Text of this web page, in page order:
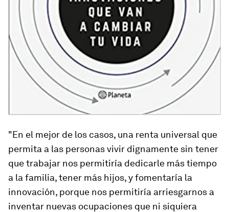
"En el mejor de los casos, una renta universal que
permita a las personas vivir dignamente sin tener
que trabajar nos permitiría dedicarle más tiempo
a la familia, tener más hijos, y fomentaría la
innovación, porque nos permitiría arriesgarnos a
inventar nuevas ocupaciones que ni siquiera